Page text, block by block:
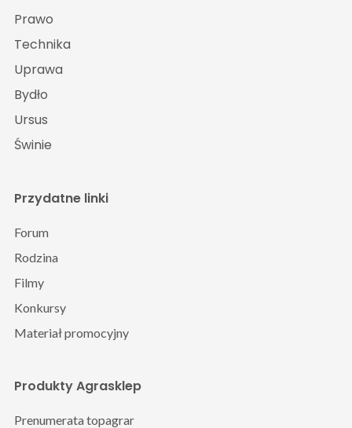
Prawo
Technika
Uprawa
Bydło
Ursus
Świnie
Produkty Agrasklep
Prenumerata topagrar
Przydatne linki
Forum
Rodzina
Filmy
Konkursy
Materiał promocyjny